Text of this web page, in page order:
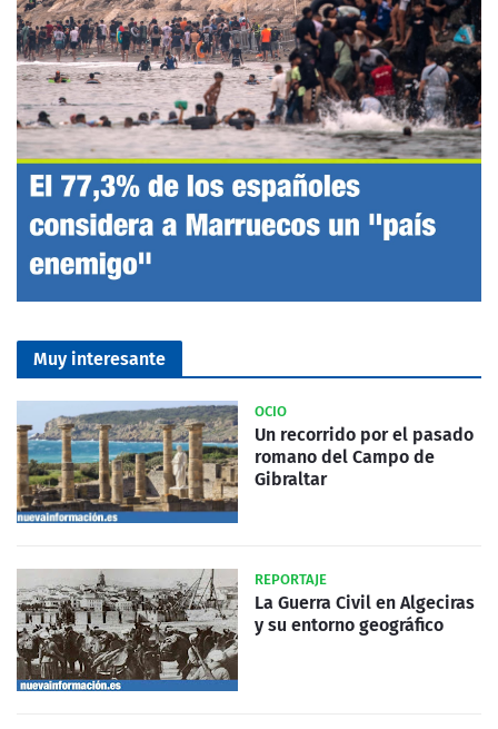
Muy interesante
OCIO
Un recorrido por el pasado
romano del Campo de
Gibraltar
REPORTAJE
La Guerra Civil en Algeciras
y su entorno geográfico